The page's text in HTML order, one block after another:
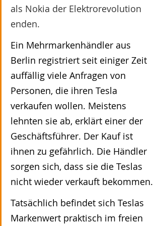
als Nokia der Elektrorevolution
enden.
Ein Mehrmarkenhändler aus
Berlin registriert seit einiger Zeit
auffällig viele Anfragen von
Personen, die ihren Tesla
verkaufen wollen. Meistens
lehnten sie ab, erklärt einer der
Geschäftsführer. Der Kauf ist
ihnen zu gefährlich. Die Händler
sorgen sich, dass sie die Teslas
nicht wieder verkauft bekommen.
Tatsächlich befindet sich Teslas
Markenwert praktisch im freien